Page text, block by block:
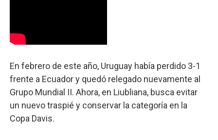
En febrero de este año, Uruguay había perdido 3-1
frente a Ecuador y quedó relegado nuevamente al
Grupo Mundial II. Ahora, en Liubliana, busca evitar
un nuevo traspié y conservar la categoría en la
Copa Davis.